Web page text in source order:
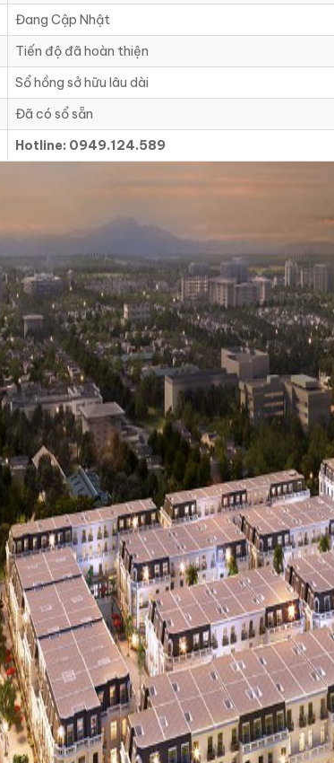
Đang Cập Nhật
Tiến độ đã hoàn thiện
Sổ hồng sở hữu lâu dài
Đã có sổ sẵn
Hotline: 0949.124.589